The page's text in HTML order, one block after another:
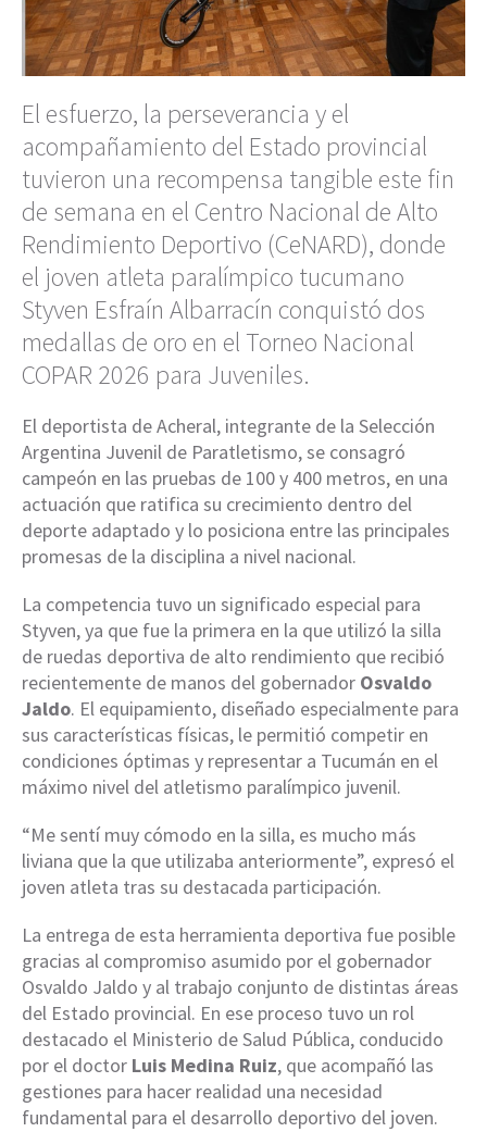
El esfuerzo, la perseverancia y el
acompañamiento del Estado provincial
tuvieron una recompensa tangible este fin
de semana en el Centro Nacional de Alto
Rendimiento Deportivo (CeNARD), donde
el joven atleta paralímpico tucumano
Styven Esfraín Albarracín conquistó dos
medallas de oro en el Torneo Nacional
COPAR 2026 para Juveniles.
El deportista de Acheral, integrante de la Selección
Argentina Juvenil de Paratletismo, se consagró
campeón en las pruebas de 100 y 400 metros, en una
actuación que ratifica su crecimiento dentro del
deporte adaptado y lo posiciona entre las principales
promesas de la disciplina a nivel nacional.
La competencia tuvo un significado especial para
Styven, ya que fue la primera en la que utilizó la silla
de ruedas deportiva de alto rendimiento que recibió
recientemente de manos del gobernador Osvaldo
Jaldo. El equipamiento, diseñado especialmente para
sus características físicas, le permitió competir en
condiciones óptimas y representar a Tucumán en el
máximo nivel del atletismo paralímpico juvenil.
“Me sentí muy cómodo en la silla, es mucho más
liviana que la que utilizaba anteriormente”, expresó el
joven atleta tras su destacada participación.
La entrega de esta herramienta deportiva fue posible
gracias al compromiso asumido por el gobernador
Osvaldo Jaldo y al trabajo conjunto de distintas áreas
del Estado provincial. En ese proceso tuvo un rol
destacado el Ministerio de Salud Pública, conducido
por el doctor Luis Medina Ruiz, que acompañó las
gestiones para hacer realidad una necesidad
fundamental para el desarrollo deportivo del joven.